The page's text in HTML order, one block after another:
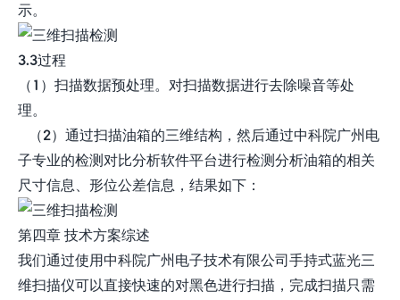
示。
3.3过程
（1）扫描数据预处理。对扫描数据进行去除噪音等处
理。
（2）通过扫描油箱的三维结构，然后通过中科院广州电
子专业的检测对比分析软件平台进行检测分析油箱的相关
尺寸信息、形位公差信息，结果如下：
第四章 技术方案综述
我们通过使用中科院广州电子技术有限公司手持式蓝光三
维扫描仪可以直接快速的对黑色进行扫描，完成扫描只需